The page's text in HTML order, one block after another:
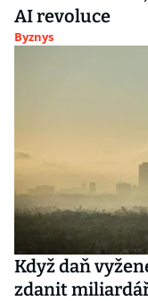
AI revoluce
Byznys
Když daň
zdanit